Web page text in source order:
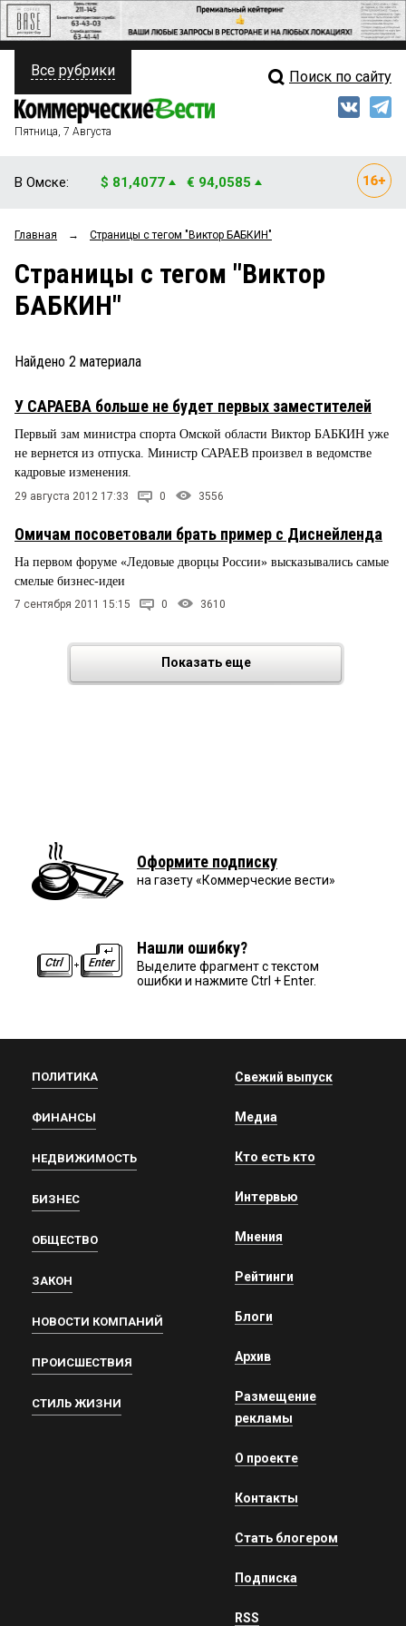
ПОЛИТИКА
ФИНАНСЫ
ОБЩЕСТВО
ЗАКОН
ПРОИСШЕСТВИЯ
СТИЛЬ ЖИЗНИ
Свежий выпуск
Мнения
Рейтинги
Все рубрики Поиск по сайту
Пятница, 7 Августа
В Омске: $ 81,4077 € 94,0585
Главная → Страницы c тегом "Виктор БАБКИН"
Страницы c тегом "Виктор
БАБКИН"
Найдено 2 материала
У САРАЕВА больше не будет первых заместителей
Первый зам министра спорта Омской области Виктор БАБКИН уже
не вернется из отпуска. Министр САРАЕВ произвел в ведомстве
кадровые изменения.
29 августа 2012 17:33 0 3556
Омичам посоветовали брать пример с Диснейленда
На первом форуме «Ледовые дворцы России» высказывались самые
смелые бизнес-идеи
7 сентября 2011 15:15 0 3610
Показать еще
Оформите подписку
на газету «Коммерческие вести»
Нашли ошибку?
Выделите фрагмент с текстом
ошибки и нажмите Ctrl + Enter.
ПОЛИТИКА
ФИНАНСЫ
НЕДВИЖИМОСТЬ
БИЗНЕС
ОБЩЕСТВО
ЗАКОН
НОВОСТИ КОМПАНИЙ
ПРОИСШЕСТВИЯ
СТИЛЬ ЖИЗНИ
Свежий выпуск
Медиа
Кто есть кто
Интервью
Мнения
Рейтинги
Блоги
Архив
Размещение
рекламы
О проекте
Контакты
Стать блогером
Подписка
RSS